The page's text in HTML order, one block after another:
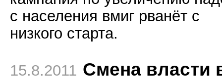
с населения вмиг рванёт с
низкого старта.
15.8.2011 Смена власти